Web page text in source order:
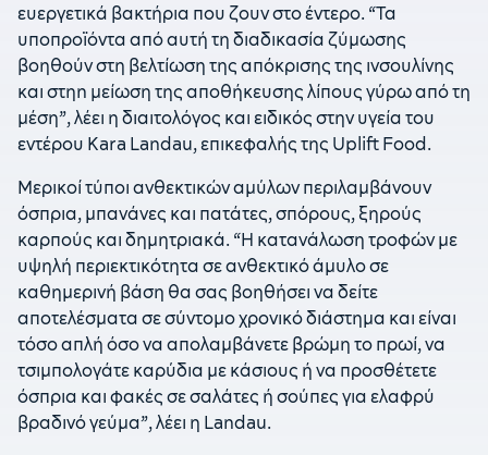
ευεργετικά βακτήρια που ζουν στο έντερο. “Τα
υποπροϊόντα από αυτή τη διαδικασία ζύμωσης
βοηθούν στη βελτίωση της απόκρισης της ινσουλίνης
και στηn μείωση της αποθήκευσης λίπους γύρω από τη
μέση”, λέει η διαιτολόγος και ειδικός στην υγεία του
εντέρου Kara Landau, επικεφαλής της Uplift Food.
Μερικοί τύποι ανθεκτικών αμύλων περιλαμβάνουν
όσπρια, μπανάνες και πατάτες, σπόρους, ξηρούς
καρπούς και δημητριακά. “Η κατανάλωση τροφών με
υψηλή περιεκτικότητα σε ανθεκτικό άμυλο σε
καθημερινή βάση θα σας βοηθήσει να δείτε
αποτελέσματα σε σύντομο χρονικό διάστημα και είναι
τόσο απλή όσο να απολαμβάνετε βρώμη το πρωί, να
τσιμπολογάτε καρύδια με κάσιους ή να προσθέτετε
όσπρια και φακές σε σαλάτες ή σούπες για ελαφρύ
βραδινό γεύμα”, λέει η Landau.